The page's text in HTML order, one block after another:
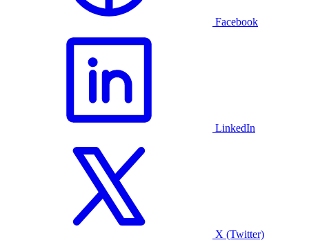
Facebook
LinkedIn
X (Twitter)